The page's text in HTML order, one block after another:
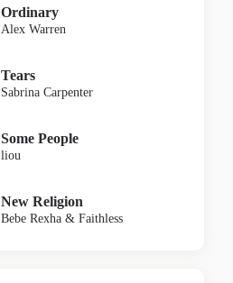
Ordinary
Alex Warren
Tears
Sabrina Carpenter
Some People
liou
New Religion
Bebe Rexha & Faithless